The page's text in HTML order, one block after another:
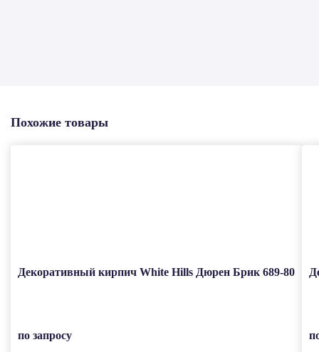
Похожие товары
Декоративный кирпич White Hills Дюрен Брик 689-80
по запросу